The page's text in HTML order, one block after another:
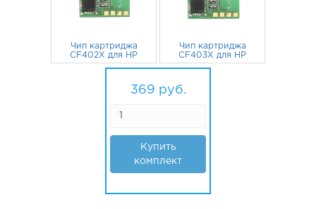
Чип картриджа
CF402X для HP
Color LaserJet
Чип картриджа
CF403X для HP
Color LaserJet
369 руб.
Купить
комплект